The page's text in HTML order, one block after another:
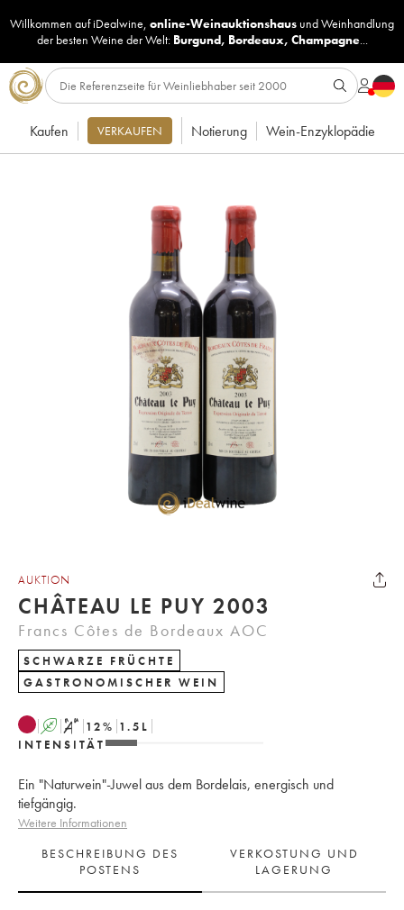
Willkommen auf iDealwine, online-Weinauktionshaus undWeinhandlung
der besten Weine der Welt: Burgund, Bordeaux, Champagne...
Kaufen VERKAUFEN Notierung Wein-Enzyklopädie
AUKTION
CHÂTEAU LE PUY 2003
Francs Côtes de Bordeaux AOC
SCHWARZE FRÜCHTE
GASTRONOMISCHER WEIN
A S 12% 1.5 L
INTENSITÄT
Ein "Naturwein"-Juwel aus dem Bordelais, energisch und
tiefgängig.
Weitere Informationen
BESCHREIBUNG DES
POSTENS
VERKOSTUNG UND
LAGERUNG